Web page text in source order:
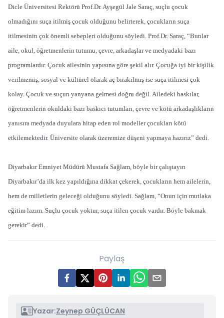
Dicle Üniversitesi Rektörü Prof.Dr. Ayşegül Jale Saraç, suçlu çocuk
olmadığını suça itilmiş çocuk olduğunu belirterek, çocukların suça
itilmesinin çok önemli sebepleri olduğunu söyledi. Prof.Dr. Saraç, “Bunlar
aile, okul, öğretmenlerin tutumu, çevre, arkadaşlar ve medyadaki bazı
programlardır. Çocuk ailesinin yapısına göre şekil alır. Çocuğa iyi bir kişilik
verilmemiş, sosyal ve kültürel olarak aç bırakılmış ise suça itilmesi çok
kolay. Çocuk ve suçun yanyana gelmesi doğru değil. Ailedeki baskılar,
öğretmenlerin okuldaki bazı baskıcı tutumları, çevre ve kötü arkadaşlıkların
yanısıra medyada duyulara hitap eden rol modeller çocukları kötü
etkilemektedir. Üniversite olarak üzeremize düşeni yapmaya hazırız” dedi.
Diyarbakır Emniyet Müdürü Mustafa Sağlam, böyle bir çalıştayın
Diyarbakır’da ilk kez yapıldığına dikkat çekerek, çocukların hem ailelerin,
hem de milletlerin geleceği olduğunu söyledi. Sağlam, “Onun için mutlaka
eğitim lazım. Suçlu çocuk yoktur, suça itilen çocuk vardır. Böyle bakmak
gerekir” dedi.
Paylaş
Yazar:Zeynep GÜÇLÜCAN